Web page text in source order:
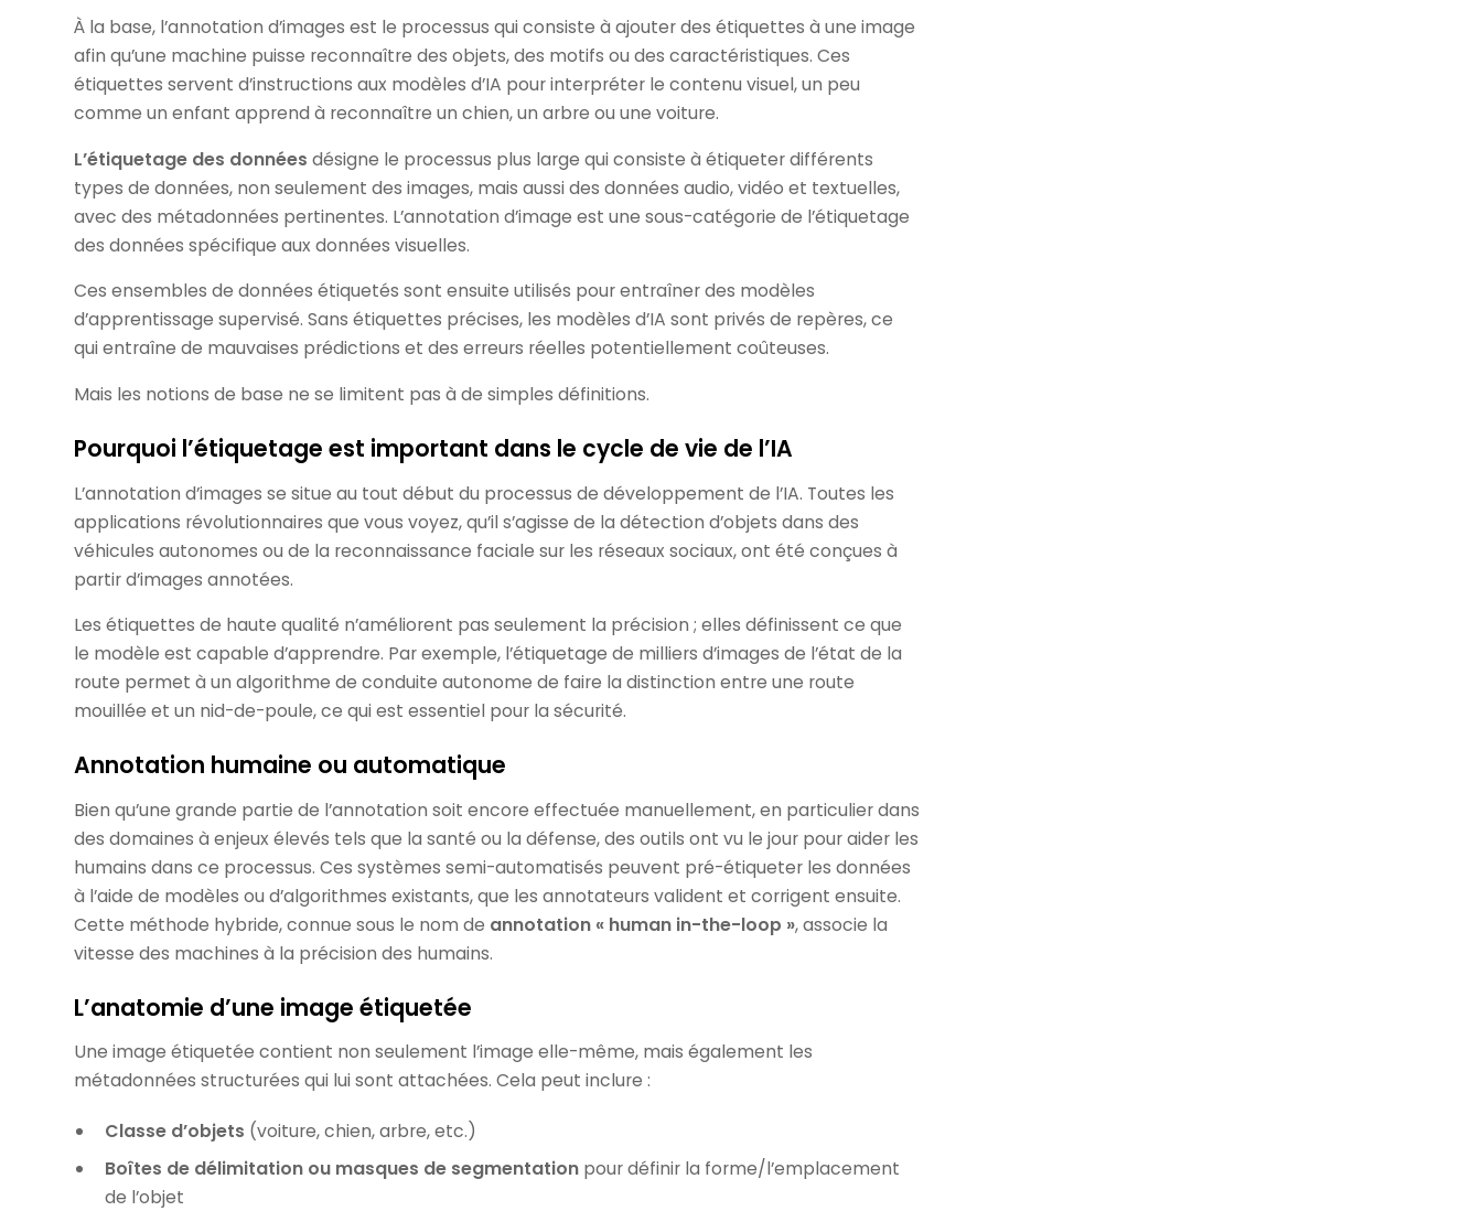
À la base, l’annotation d’images est le processus qui consiste à ajouter des étiquettes à une image
afin qu’une machine puisse reconnaître des objets, des motifs ou des caractéristiques. Ces
étiquettes servent d’instructions aux modèles d’IA pour interpréter le contenu visuel, un peu
comme un enfant apprend à reconnaître un chien, un arbre ou une voiture.
L’étiquetage des données désigne le processus plus large qui consiste à étiqueter différents
types de données, non seulement des images, mais aussi des données audio, vidéo et textuelles,
avec des métadonnées pertinentes. L’annotation d’image est une sous-catégorie de l’étiquetage
des données spécifique aux données visuelles.
Ces ensembles de données étiquetés sont ensuite utilisés pour entraîner des modèles
d’apprentissage supervisé. Sans étiquettes précises, les modèles d’IA sont privés de repères, ce
qui entraîne de mauvaises prédictions et des erreurs réelles potentiellement coûteuses.
Mais les notions de base ne se limitent pas à de simples définitions.
Pourquoi l’étiquetage est important dans le cycle de vie de l’IA
L’annotation d’images se situe au tout début du processus de développement de l’IA. Toutes les
applications révolutionnaires que vous voyez, qu’il s’agisse de la détection d’objets dans des
véhicules autonomes ou de la reconnaissance faciale sur les réseaux sociaux, ont été conçues à
partir d’images annotées.
Les étiquettes de haute qualité n’améliorent pas seulement la précision ; elles définissent ce que
le modèle est capable d’apprendre. Par exemple, l’étiquetage de milliers d’images de l’état de la
route permet à un algorithme de conduite autonome de faire la distinction entre une route
mouillée et un nid-de-poule, ce qui est essentiel pour la sécurité.
Annotation humaine ou automatique
Bien qu’une grande partie de l’annotation soit encore effectuée manuellement, en particulier dans
des domaines à enjeux élevés tels que la santé ou la défense, des outils ont vu le jour pour aider les
humains dans ce processus. Ces systèmes semi-automatisés peuvent pré-étiqueter les données
à l’aide de modèles ou d’algorithmes existants, que les annotateurs valident et corrigent ensuite.
Cette méthode hybride, connue sous le nom de annotation « human in-the-loop », associe la
vitesse des machines à la précision des humains.
L’anatomie d’une image étiquetée
Une image étiquetée contient non seulement l’image elle-même, mais également les
métadonnées structurées qui lui sont attachées. Cela peut inclure :
Classe d’objets (voiture, chien, arbre, etc.)
Boîtes de délimitation ou masques de segmentationpour définir la forme/l’emplacement
de l’objet